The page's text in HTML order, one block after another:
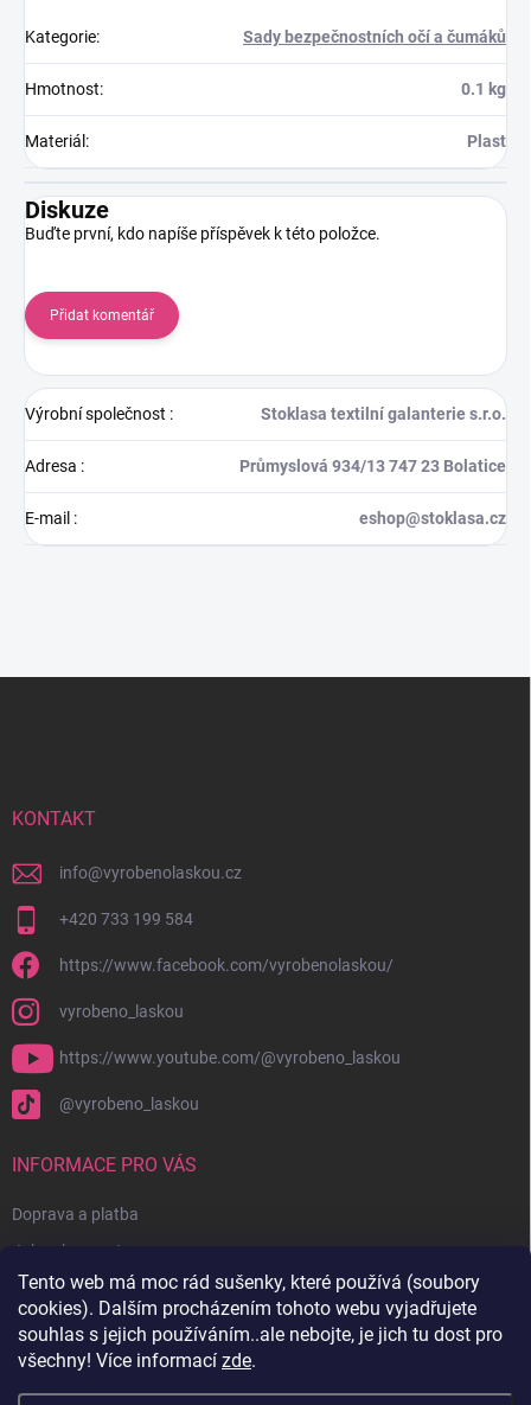
Tento web má moc rád sušenky, které používá (soubory
cookies). Dalším procházením tohoto webu vyjadřujete
souhlas s jejich používáním..ale nebojte, je jich tu dost pro
všechny! Více informací zde.
Kategorie: Sady bezpečnostních očí a čumáků
Hmotnost: 0.1 kg
Materiál : Plast
Diskuze
Buďte první, kdo napíše příspěvek k této položce.
Přidat komentář
Výrobní společnost : Stoklasa textilní galanterie s.r.o.
Adresa : Průmyslová 934/13 747 23 Bolatice
E-mail : eshop@stoklasa.cz
KONTAKT
info@vyrobenolaskou.cz
+420 733 199 584
https://www.facebook.com/vyrobenolaskou/
vyrobeno_laskou
https://www.youtube.com/@vyrobeno_laskou
@vyrobeno_laskou
INFORMACE PRO VÁS
Doprava a platba
Jak nakupovat
Obchodní podmínky + reklamační řád
Ochrana osobních údajů
Kontakty